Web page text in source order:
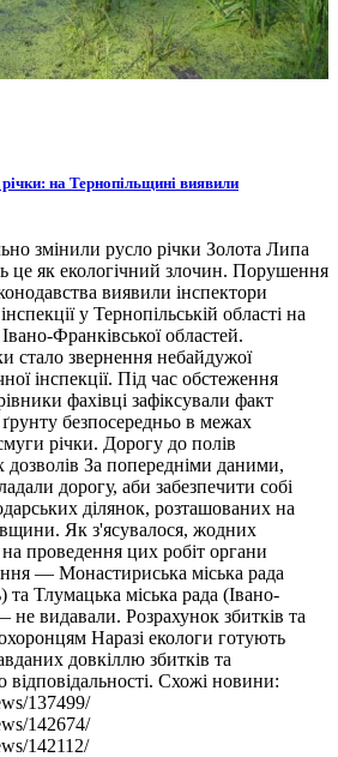
на Тернопільщині виявили
змінили русло річки Золота Липа
це як екологічний злочин. Порушення
виявили інспектори
у Тернопільській області на
Франківської областей.
стало звернення небайдужої
інспекції. Під час обстеження
фахівці зафіксували факт
безпосередньо в межах
річки. Дорогу до полів
За попередніми даними,
дорогу, аби забезпечити собі
ділянок, розташованих на
Як з'ясувалося, жодних
проведення цих робіт органи
— Монастириська міська рада
та Тлумацька міська рада (Івано-
не видавали. Розрахунок збитків та
Наразі екологи готують
довкіллю збитків та
Схожі новини:
137499/
142674/
142112/